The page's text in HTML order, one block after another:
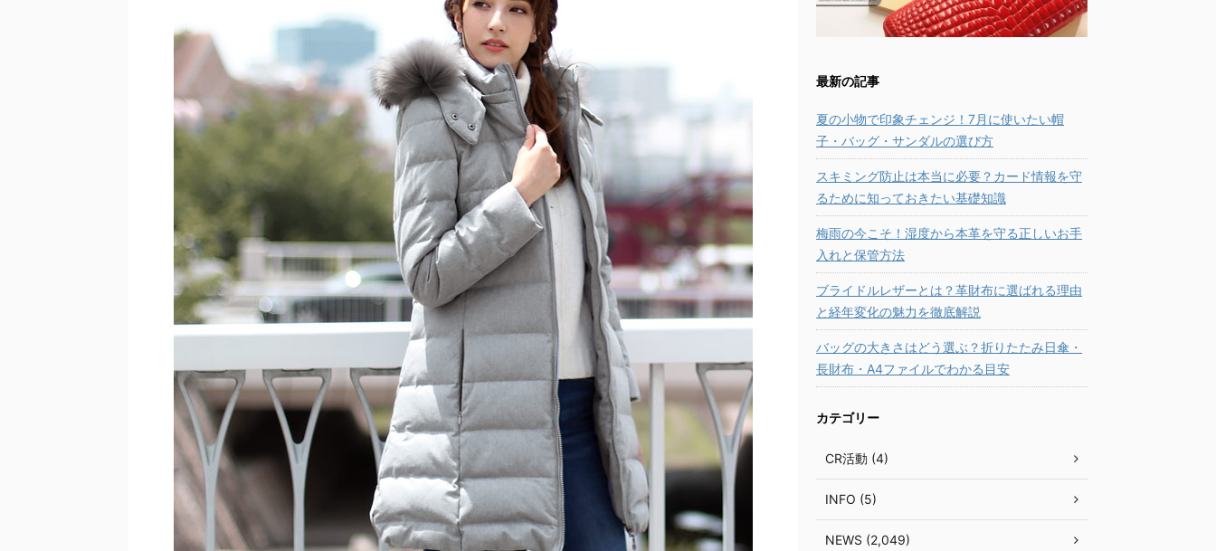
最新の記事
夏の小物で印象チェンジ！7月に使いたい帽
子・バッグ・サンダルの選び方
スキミング防止は本当に必要？カード情報を守
るために知っておきたい基礎知識
梅雨の今こそ！湿度から本革を守る正しいお手
入れと保管方法
ブライドルレザーとは？革財布に選ばれる理由
と経年変化の魅力を徹底解説
バッグの大きさはどう選ぶ？折りたたみ日傘・
長財布・A4ファイルでわかる目安
カテゴリー
CR活動 (4)
INFO (5)
NEWS (2,049)